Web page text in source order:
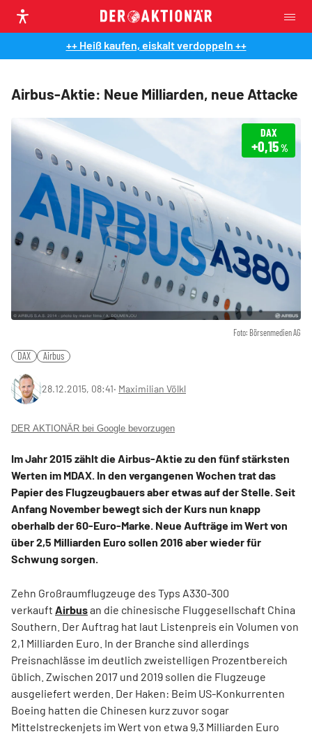
++ Heiß kaufen, eiskalt verdoppeln ++
Airbus-Aktie: Neue Milliarden, neue Attacke
Foto: Börsenmedien AG
DAX
+0,15%
DAX Airbus
28.12.2015, 08:41‧ Maximilian Völkl
DER AKTIONÄR bei Google bevorzugen
Im Jahr 2015 zählt die Airbus-Aktie zu den fünf stärksten
Werten im MDAX. In den vergangenen Wochen trat das
Papier des Flugzeugbauers aber etwas auf der Stelle. Seit
Anfang November bewegt sich der Kurs nun knapp
oberhalb der 60-Euro-Marke. Neue Aufträge im Wert von
über 2,5 Milliarden Euro sollen 2016 aber wieder für
Schwung sorgen.
Zehn Großraumflugzeuge des Typs A330-300
verkauft Airbusan die chinesische Fluggesellschaft China
Southern. Der Auftrag hat laut Listenpreis ein Volumen von
2,1 Milliarden Euro. In der Branche sind allerdings
Preisnachlässe im deutlich zweistelligen Prozentbereich
üblich. Zwischen 2017 und 2019 sollen die Flugzeuge
ausgeliefert werden. Der Haken: Beim US-Konkurrenten
Boeing hatten die Chinesen kurz zuvor sogar
Mittelstreckenjets im Wert von etwa 9,3 Milliarden Euro